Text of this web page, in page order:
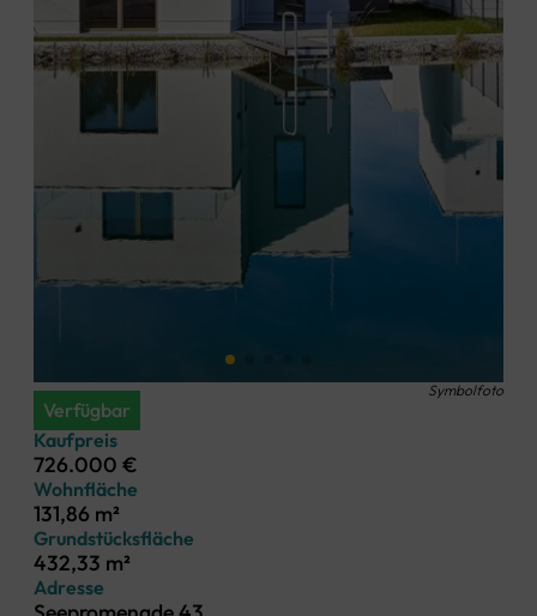
Symbolfoto
Verfügbar
Kaufpreis
726.000 €
Wohnfläche
131,86 m²
Grundstücksfläche
432,33 m²
Adresse